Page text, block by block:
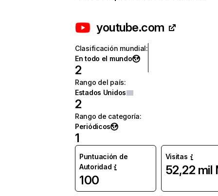
youtube.com
Clasificación mundial:
En todo el mundo
2
Rango del país:
Estados Unidos
2
Rango de categoría:
Periódicos
1
Puntuación de
Autoridad
100
Visitas
52,22 mil